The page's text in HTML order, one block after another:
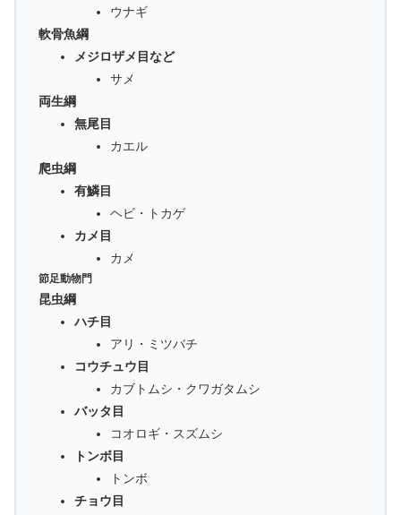
ウナギ
軟骨魚綱
メジロザメ目など
サメ
両生綱
無尾目
カエル
爬虫綱
有鱗目
ヘビ・トカゲ
カメ目
カメ
節足動物門
昆虫綱
ハチ目
アリ・ミツバチ
コウチュウ目
カブトムシ・クワガタムシ
バッタ目
コオロギ・スズムシ
トンボ目
トンボ
チョウ目